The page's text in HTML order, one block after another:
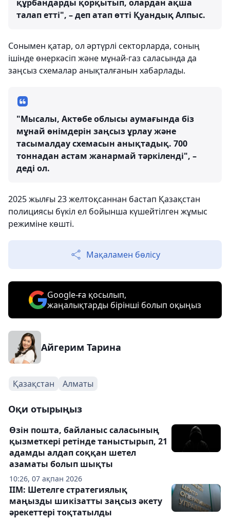
құрбандарды қорқытып, олардан ақша
талап етті", – деп атап өтті Қуандық Алпыс.
Сонымен қатар, ол әртүрлі секторларда, соның
ішінде өнеркәсіп және мұнай-газ саласында да
заңсыз схемалар анықталғанын хабарлады.
"Мысалы, Актөбе облысы аумағында біз
мұнай өнімдерін заңсыз ұрлау және
тасымалдау схемасын анықтадық. 700
тоннадан астам жанармай тәркіленді", –
деді ол.
2025 жылғы 23 желтоқсаннан бастап Қазақстан
полициясы бүкіл ел бойынша күшейтілген жұмыс
режиміне көшті.
Мақаламен бөлісу
Google-ға қосылып,
жаңалықтарды бірінші болып оқыңыз
Айгерим Тарина
Қазақстан Алматы
Оқи отырыңыз
10:26, 07 ақпан 2026
Өзін пошта, байланыс саласының
қызметкері ретінде таныстырып, 21
адамды алдап соққан шетел
азаматы болып шықты
ІІМ: Шетелге стратегиялық
маңызды шикізатты заңсыз әкету
әрекеттері тоқтатылды